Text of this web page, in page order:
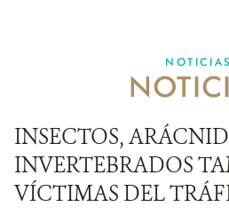
EJES
AQUÍ
LÍNEAS DE
NOTICIAS
INSECTOS,
INVERTEBRADOS
VÍCTIMAS DEL